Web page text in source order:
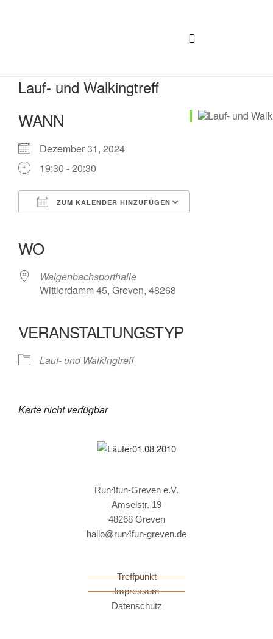
Lauf- und Walkingtreff
WANN
Dezember 31, 2024
19:30 - 20:30
ZUM KALENDER HINZUFÜGEN
WO
Walgenbachsporthalle
Wittlerdamm 45, Greven, 48268
VERANSTALTUNGSTYP
Lauf- und Walkingtreff
Karte nicht verfügbar
Run4fun-Greven e.V.
Amselstr. 19
48268 Greven
hallo@run4fun-greven.de
Treffpunkt
Impressum
Datenschutz